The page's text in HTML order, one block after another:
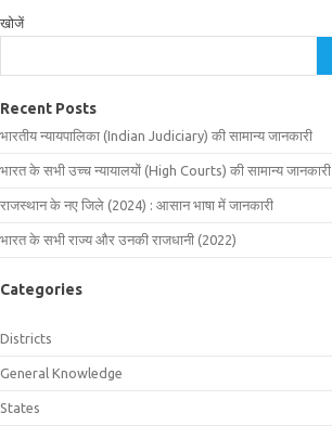
खोजें
Recent Posts
भारतीय न्यायपालिका (Indian Judiciary) की सामान्य जानकारी
भारत के सभी उच्च न्यायालयों (High Courts) की सामान्य जानकारी
राजस्थान के नए जिले (2024) : आसान भाषा में जानकारी
भारत के सभी राज्य और उनकी राजधानी (2022)
Categories
Districts
General Knowledge
States